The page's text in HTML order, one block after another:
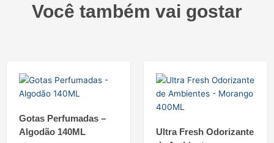
Você também vai gostar
Gotas Perfumadas –
Algodão 140ML
Ultra Fresh Odorizante